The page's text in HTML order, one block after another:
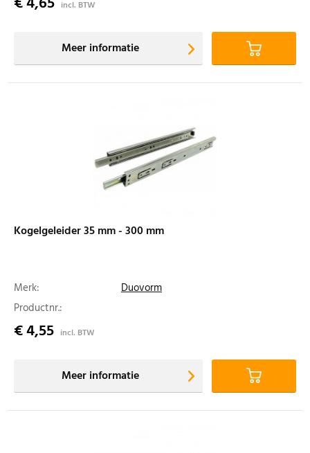
incl. BTW
Meer informatie
Kogelgeleider 35 mm - 300 mm
Merk:
Duovorm
Productnr.:
€ 4,55 incl. BTW
Meer informatie